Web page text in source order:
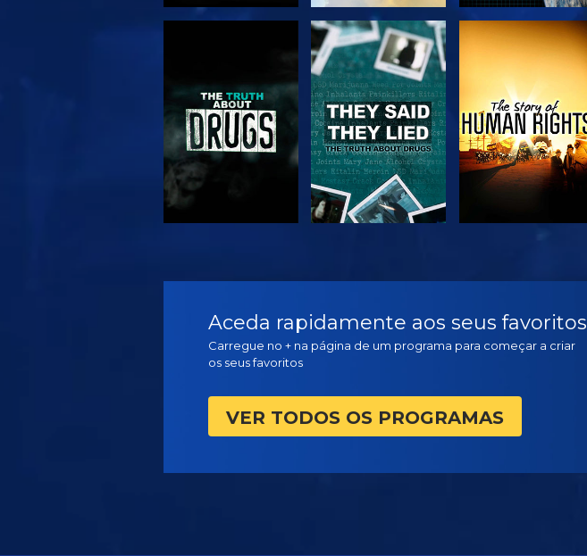
VER VER
Aceda rapidamente aos seus favoritos
Carregue no + na página de um programa para começar a criar
os seus favoritos
VER TODOS OS PROGRAMAS